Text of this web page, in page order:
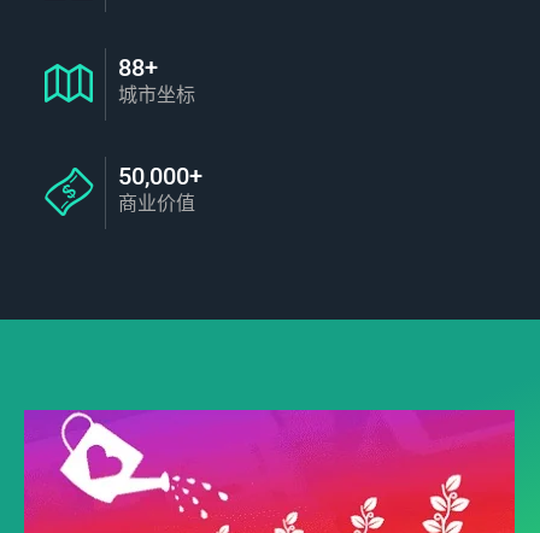
88+
城市坐标
50,000+
商业价值